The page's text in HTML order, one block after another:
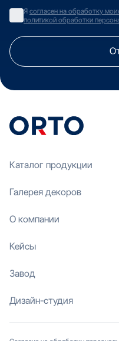
Я согласен на обработку
политикой обработки
Каталог продукции
Галерея декоров
О компании
Кейсы
Завод
Дизайн-студия